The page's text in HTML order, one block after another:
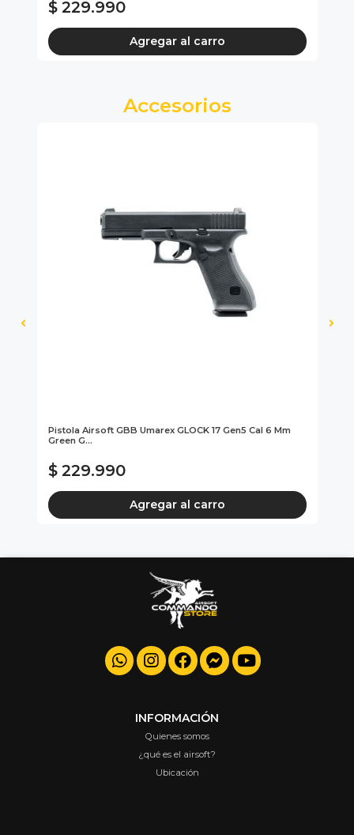
$ 229.990
Agregar al carro
Accesorios
Pistola Airsoft GBB Umarex GLOCK 17 Gen5 Cal 6 Mm
Green G...
$ 229.990
Agregar al carro
INFORMACIÓN
Quienes somos
¿qué es el airsoft?
Ubicación